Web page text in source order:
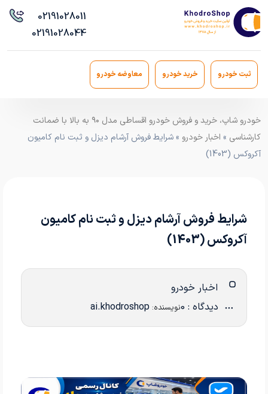
02191028011
02191028044
ثبت خودرو خرید خودرو معاوضه خودرو
خودرو شاپ، خرید و فروش خودرو اقساطی مدل ۹۰ به بالا با ضمانت
کارشناسی » اخبار خودرو » شرایط فروش آرشام دیزل و ثبت نام کامیون
آکروکس (1403)
شرایط فروش آرشام دیزل و ثبت نام کامیون
آکروکس (1403)
اخبار خودرو
دیدگاه : 0 نویسنده: ai.khodroshop